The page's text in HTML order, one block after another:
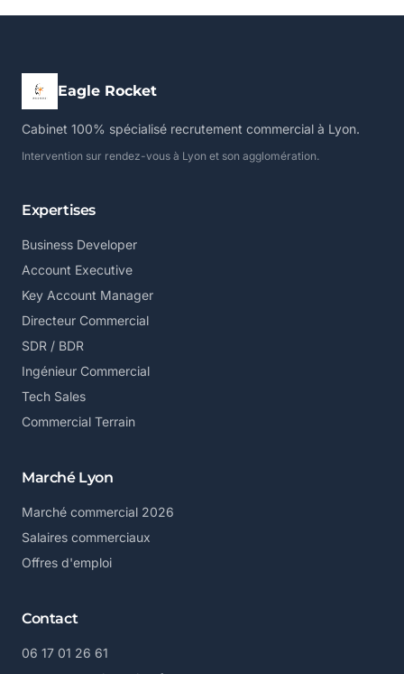
Eagle Rocket
Cabinet 100% spécialisé recrutement commercial à Lyon.
Intervention sur rendez-vous à Lyon et son agglomération.
Expertises
Business Developer
Account Executive
Key Account Manager
Directeur Commercial
SDR / BDR
Ingénieur Commercial
Tech Sales
Commercial Terrain
Marché Lyon
Marché commercial 2026
Salaires commerciaux
Offres d'emploi
Contact
06 17 01 26 61